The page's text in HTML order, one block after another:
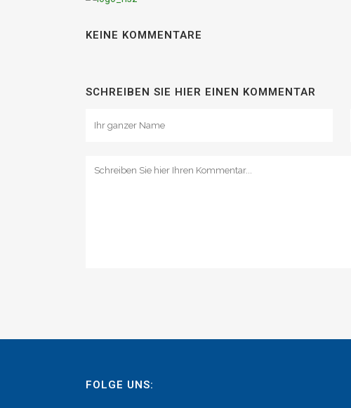
KEINE KOMMENTARE
SCHREIBEN SIE HIER EINEN KOMMENTAR
FOLGE UNS: